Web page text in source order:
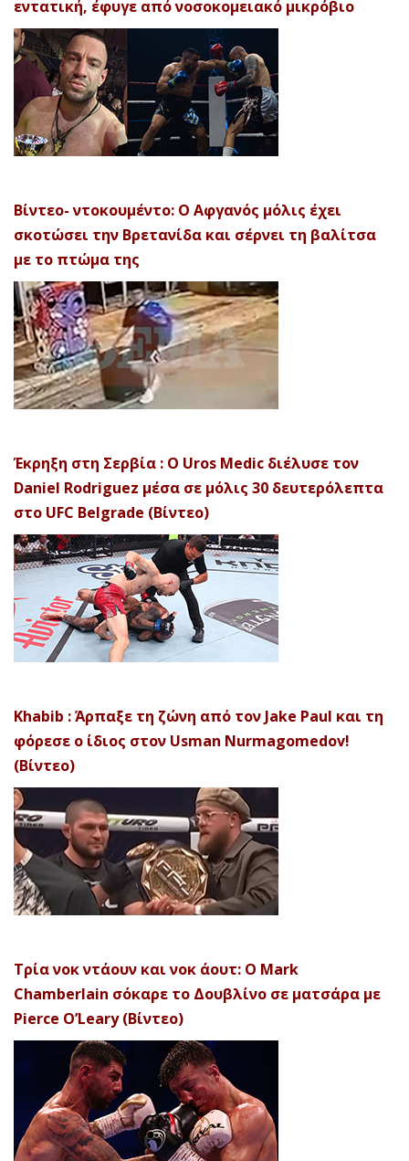
εντατική, έφυγε από νοσοκομειακό μικρόβιο
Βίντεο- ντοκουμέντο: Ο Αφγανός μόλις έχει
σκοτώσει την Βρετανίδα και σέρνει τη βαλίτσα
με το πτώμα της
Έκρηξη στη Σερβία : Ο Uros Medic διέλυσε τον
Daniel Rodriguez μέσα σε μόλις 30 δευτερόλεπτα
στο UFC Belgrade (Βίντεο)
Khabib : Άρπαξε τη ζώνη από τον Jake Paul και τη
φόρεσε ο ίδιος στον Usman Nurmagomedov!
(Βίντεο)
Τρία νοκ ντάουν και νοκ άουτ: Ο Mark
Chamberlain σόκαρε το Δουβλίνο σε ματσάρα με
Pierce O’Leary (Βίντεο)